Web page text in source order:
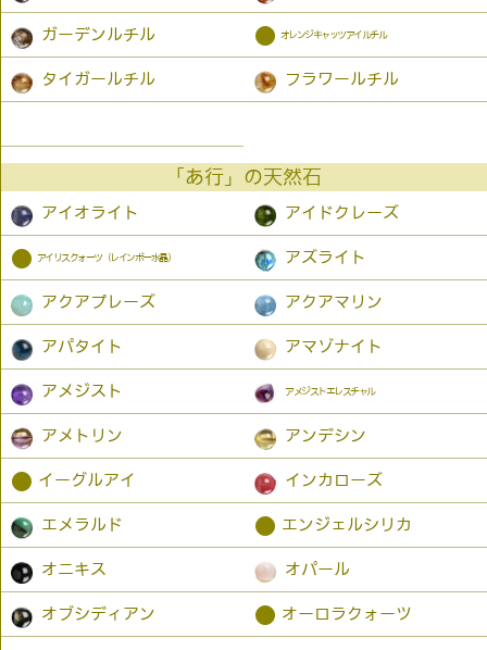
ガーデンルチル ● オレンジキャッツアイルチル
タイガールチル フラワールチル
「あ行」の天然石
アイオライト アイドクレーズ
● アイリスクォーツ（レインボー水晶） アズライト
アクアプレーズ アクアマリン
アパタイト アマゾナイト
アメジスト アメジストエレスチャル
アメトリン アンデシン
● イーグルアイ インカローズ
エメラルド ● エンジェルシリカ
オニキス オパール
オブシディアン ● オーロラクォーツ